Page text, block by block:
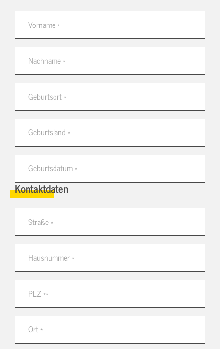
Kontaktdaten